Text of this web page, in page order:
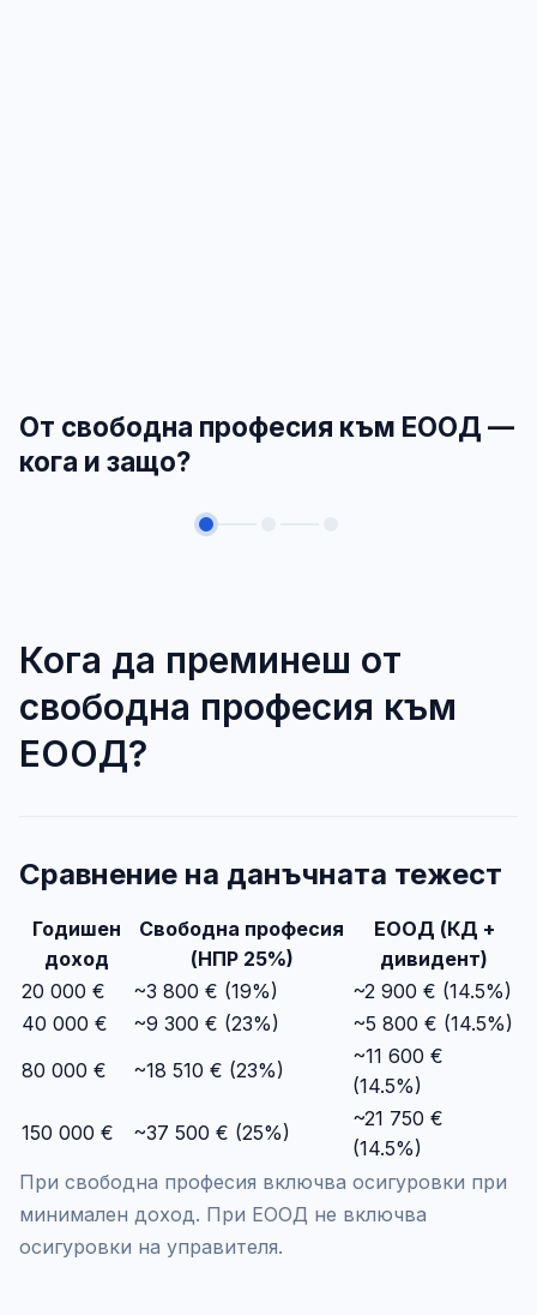
От свободна професия към ЕООД —
кога и защо?
Кога да преминеш от
свободна професия към
ЕООД?
Сравнение на данъчната тежест
Годишен
доход
Свободна професия
(НПР 25%)
ЕООД (КД +
дивидент)
20 000 €
~3 800 € (19%)
~2 900 € (14.5%)
40 000 €
~9 300 € (23%)
~5 800 € (14.5%)
80 000 €
~18 510 € (23%)
~11 600 €
(14.5%)
150 000 €
~37 500 € (25%)
~21 750 €
(14.5%)
При свободна професия включва осигуровки при
минимален доход. При ЕООД не включва
осигуровки на управителя.